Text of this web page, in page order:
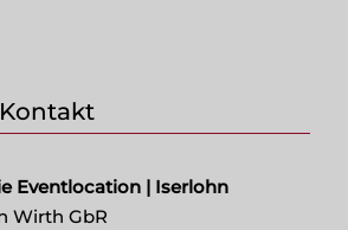
Eventlocation | Iserlohn
Wirth GbR